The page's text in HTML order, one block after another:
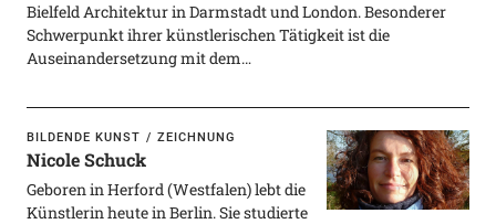
Bielfeld Architektur in Darmstadt und London. Besonderer
Schwerpunkt ihrer künstlerischen Tätigkeit ist die
Auseinandersetzung mit dem…
BILDENDE KUNST ZEICHNUNG
Nicole Schuck
Geboren in Herford (Westfalen) lebt die
Künstlerin heute in Berlin. Sie studierte